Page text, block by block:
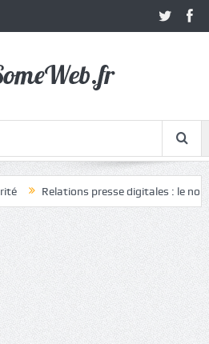
Relations presse digitales : le nouvel